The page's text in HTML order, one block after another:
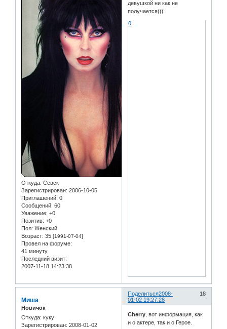
Откуда: Севск
Зарегистрирован: 2006-10-05
Приглашений: 0
Сообщений: 60
Уважение: +0
Позитив: +0
Пол: Женский
Возраст: 35 [1991-07-04]
Провел на форуме:
41 минуту
Последний визит:
2007-11-18 14:23:38
девушкой ни как не
получается(((
0
Поделиться 18
2008-
01-02 19:27:28
Миша
Новичок
Откуда: куку
Зарегистрирован: 2008-01-02
Cherry , вот информация, как
и о актере, так и о Герое.